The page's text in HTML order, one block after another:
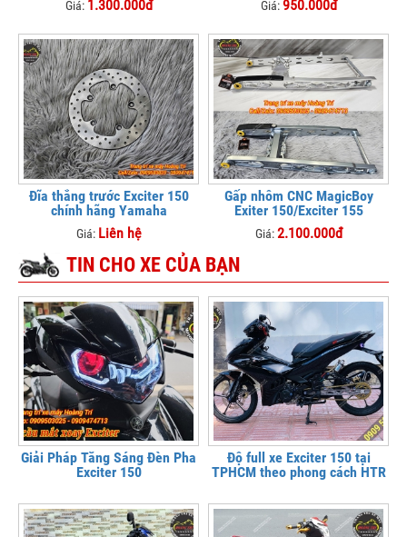
Giá: 1.300.000đ Giá:950.000đ
Đĩa thắng trước Exciter 150
chính hãng Yamaha
Giá: Liên hệ
Gấp nhôm CNC MagicBoy
Exiter 150/Exciter 155
Giá:2.100.000đ
TIN CHO XE CỦA BẠN
Giải Pháp Tăng Sáng Đèn Pha
Exciter 150
Độ full xe Exciter 150 tại
TPHCM theo phong cách HTR